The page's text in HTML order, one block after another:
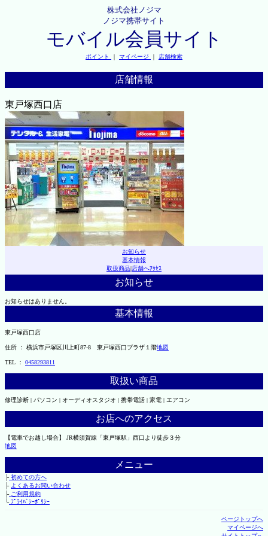
株式会社ノジマ
ノジマ携帯サイト
モバイル会員サイト
ポイント ｜ マイページ ｜ 店舗検索
店舗情報
東戸塚西口店
お知らせ
基本情報
取扱商品|店舗へｱｸｾｽ
お知らせ
お知らせはありません。
基本情報
東戸塚西口店
住所 ： 横浜市戸塚区川上町87-8 東戸塚西口プラザ１階地図
TEL ： 0458293811
取扱い商品
修理診断 | パソコン | オーディオスタジオ | 携帯電話 | 家電 | エアコン
お店へのアクセス
【電車でお越し場合】 JR横須賀線「東戸塚駅」西口より徒歩３分
地図
メニュー
├初めての方へ
├ よくあるお問い合わせ
├ご利用規約
└ﾌﾟﾗｲﾊﾞｼｰﾎﾟﾘｼｰ
ページトップへ
マイページへ